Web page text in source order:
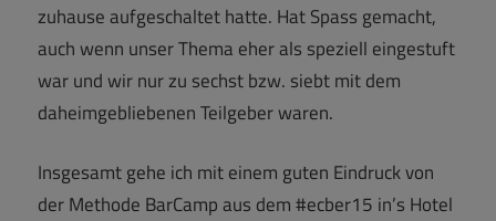
zuhause aufgeschaltet hatte. Hat Spass gemacht,
auch wenn unser Thema eher als speziell eingestuft
war und wir nur zu sechst bzw. siebt mit dem
daheimgebliebenen Teilgeber waren.
Insgesamt gehe ich mit einem guten Eindruck von
der Methode BarCamp aus dem #ecber15 in’s Hotel